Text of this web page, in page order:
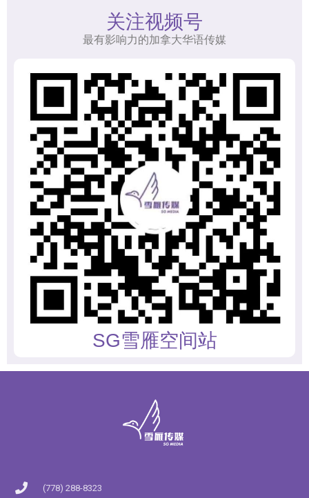
关注视频号
最有影响力的加拿大华语传媒
SG雪雁空间站
(778) 288-8323